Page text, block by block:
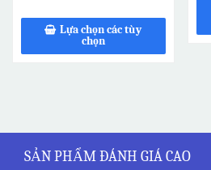
Lựa chọn các tùy
chọn
SẢN PHẨM ĐÁNH GIÁ CAO